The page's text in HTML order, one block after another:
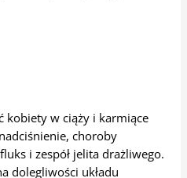
kobiety w ciąży i karmiące
choroby
i zespół jelita drażliwego.
dolegliwości układu